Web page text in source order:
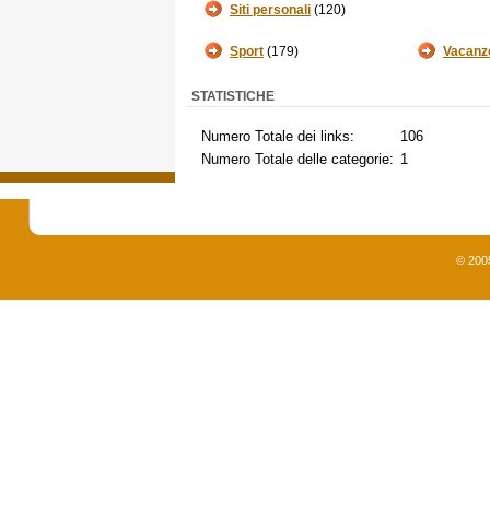
Siti personali (120)
Sport (179)
STATISTICHE
Numero Totale dei links:
106
Numero Totale delle categorie: 1
©